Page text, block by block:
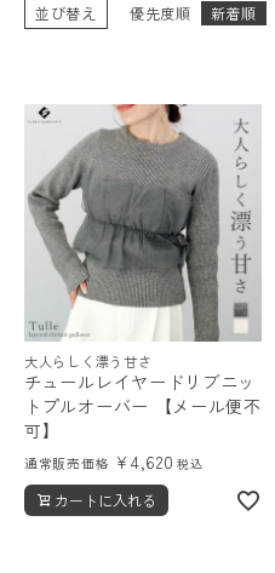
並び替え 優先度順 新着順
大人らしく漂う甘さ
チュールレイヤードリブニッ
トプルオーバー 【メール便不
可】
通常販売価格 ¥ 4,620 税込
カートに入れる